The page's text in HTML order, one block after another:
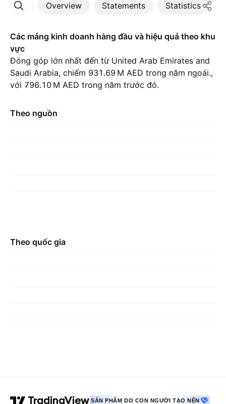
Overview Statements Statistics
More
Các mảng kinh doanh hàng đầu và hiệu quả theo khu
vực
Đóng góp lớn nhất đến từ United Arab Emirates and
Saudi Arabia, chiếm ‪931.69 M‬ AED trong năm ngoái.,
với ‪796.10 M‬ AED trong năm trước đó.
Theo nguồn
Theo quốc gia
SẢN PHẨM DO CON NGƯỜI TẠO NÊN